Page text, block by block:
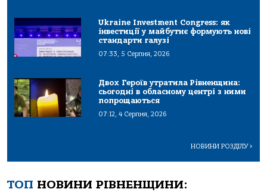
Ukraine Investment Congress: як
інвестиції у майбутнє формують нові
стандарти галузі
07:33, 5 Серпня, 2026
Двох Героїв утратила Рівненщина:
сьогодні в обласному центрі з ними
попрощаються
07:12, 4 Серпня, 2026
НОВИНИ РОЗДІЛУ>
ТОП НОВИНИ РІВНЕНЩИНИ: